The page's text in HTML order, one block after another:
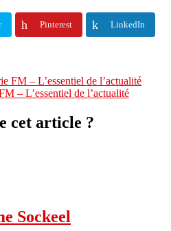
Pinterest LinkedIn
FM – L’essentiel de l’actualité
– L’essentiel de l’actualité
cet article ?
Sockeel